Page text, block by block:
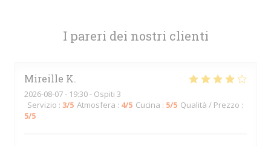
I pareri dei nostri clienti
Mireille K
2026-08-07- 19:30 - Ospiti 3
Servizio : 3/5 Atmosfera : 4/5 Cucina : 5/5 Qualità / Prezzo :
5/5